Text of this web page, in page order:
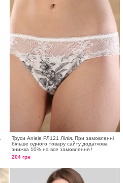
Труси Aniele РЛ121 Лілія. При замовленні
більше одного товару сайту додаткова
знижка 10% на все замовлення !
204 грн